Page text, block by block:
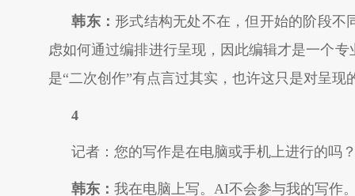
韩东： 形式结构无处不在，但开始的阶段不
虑如何通过编排进行呈现，因此编辑才是一个
是“二次创作”有点言过其实，也许这只是对呈现
4
记者：您的写作是在电脑或手机上进行的吗
韩东：我在电脑上写。AI不会参与我的写作